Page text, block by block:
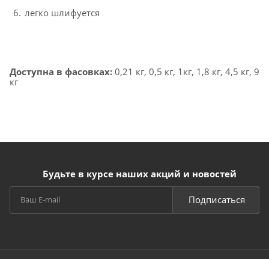
легко шлифуется
Доступна в фасовках: 0,21 кг, 0,5 кг, 1кг, 1,8 кг, 4,5 кг, 9
кг
Будьте в курсе наших акций и новостей
Подписаться